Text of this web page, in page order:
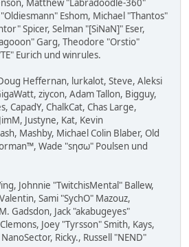
Matthew "Labradoodle-360"
Eshom, Michael "Thantos"
Spicer, Selman "[SiNaN]" Eser,
Garg, Theodore "Orstio"
Eurich und winrules.
Heffernan, lurkalot, Steve, Aleksi
ziycon, Adam Tallon, Bigguy,
CapadY, ChalkCat, Chas Large,
Justyne, Kat, Kevin
Mashby, Michael Colin Blaber, Old
Wade "sησω" Poulsen und
Johnnie "TwitchisMental" Ballew,
Sami "SychO" Mazouz,
Gadsdon, Jack "akabugeyes"
Joey "Tyrsson" Smith, Kays,
Ricky., Russell "NEND"